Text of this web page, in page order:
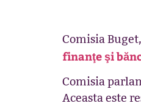
Comisia
finanţeşi bă
Comisia
Aceasta este